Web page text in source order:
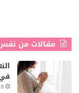
مقالات من
18